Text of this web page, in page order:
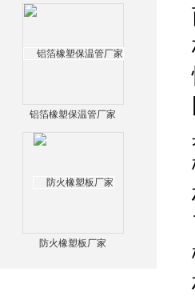
铝箔橡塑保温管厂家
防火橡塑板厂家